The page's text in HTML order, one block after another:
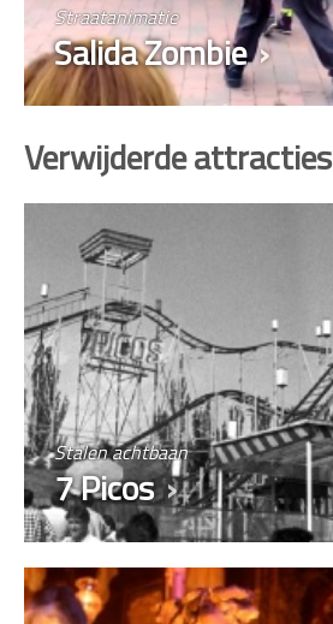
Straatanimatie
Salida Zombie
Verwijderde attracties
Stalen achtbaan
7 Picos